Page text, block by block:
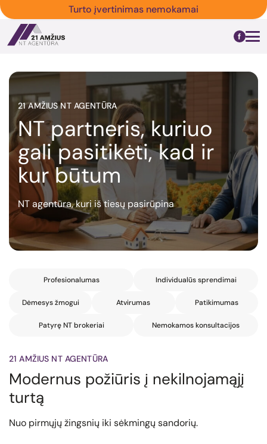
Turto įvertinimas nemokamai
21 AMŽIUS NT AGENTŪRA
NT partneris, kuriuo
gali pasitikėti, kad ir
kur būtum
NT agentūra, kuri iš tiesų pasirūpina
Profesionalumas Individualūs sprendimai
Dėmesys žmogui Atvirumas Patikimumas
Patyrę NT brokeriai Nemokamos konsultacijos
21 AMŽIUS NT AGENTŪRA
Modernus požiūris į nekilnojamąjį
turtą
Nuo pirmųjų žingsnių iki sėkmingų sandorių.